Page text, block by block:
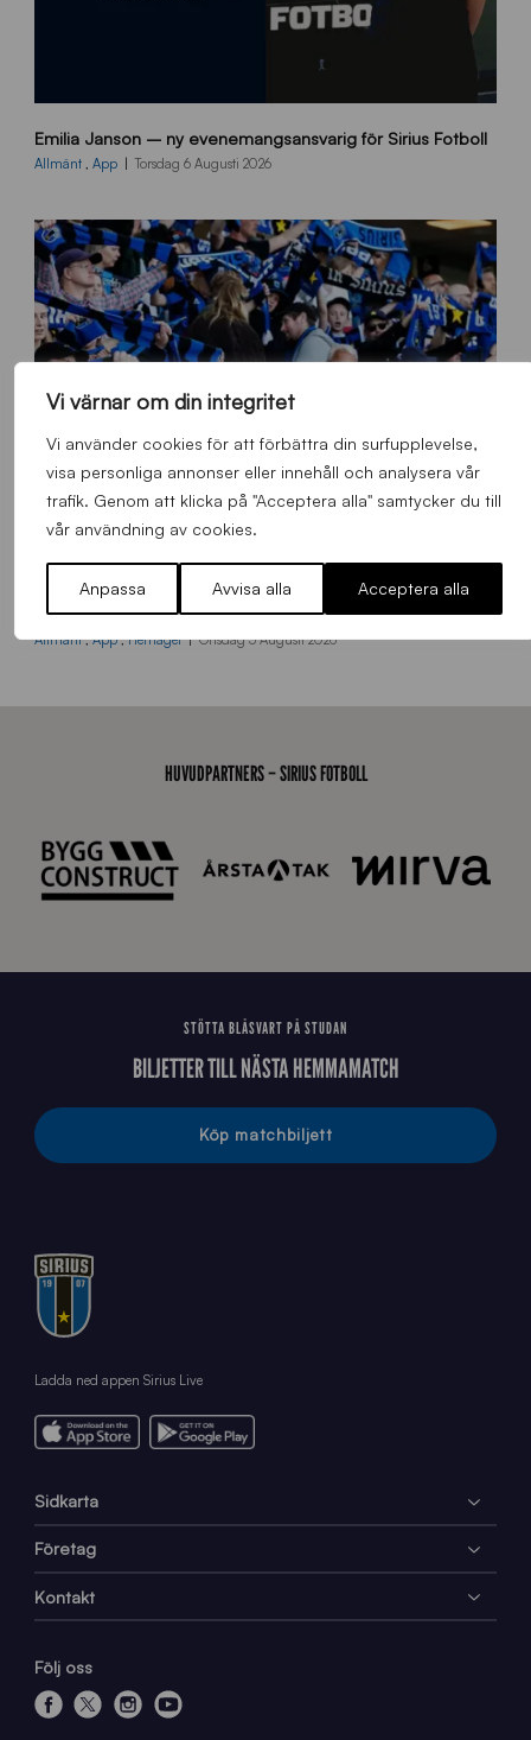
Vi värnar om din integritet
Vi använder cookies för att förbättra din surfupplevelse,
visa personliga annonser eller innehåll och analysera vår
trafik. Genom att klicka på "Acceptera alla" samtycker du till
vår användning av cookies.
Anpassa Avvisa alla Acceptera alla
0
0
0
0
_
E
J
Emilia Janson – ny evenemangsansvarig för Sirius Fotboll
Allmänt , App Torsdag 6 Augusti 2026
d
2
0
2
Ståplats södra färgas blåsvart i samband med nästa hemmamatch
Allmänt,App,Herrlaget Onsdag 5 Augusti 2026
HUVUDPARTNERS – SIRIUS FOTBOLL
STÖTTA BLÅSVART PÅ STUDAN
BILJETTER TILL NÄSTA HEMMAMATCH
Köp matchbiljett
Ladda ned appen Sirius Live
Sidkarta
Företag
Kontakt
Följ oss
f
x
i
y